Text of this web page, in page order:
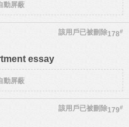
動屏蔽
178#
該用戶已被刪除
essay
動屏蔽
179#
該用戶已被刪除